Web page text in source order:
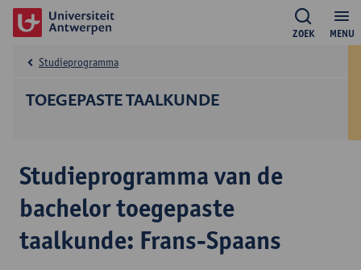
MENU
ZOEK
TOEGEPASTE TAALKUNDE
Studieprogramma
Studieprogramma van de
bachelor toegepaste
taalkunde: Frans-Spaans